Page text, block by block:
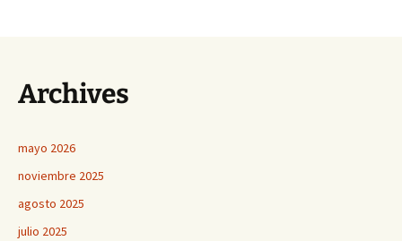
Archives
mayo 2026
noviembre 2025
agosto 2025
julio 2025